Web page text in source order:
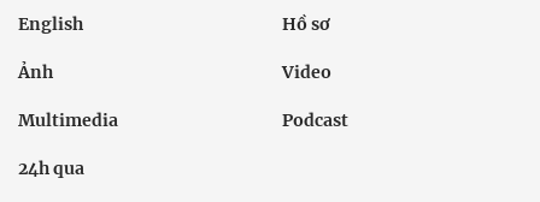
English Hồ sơ
Ảnh Video
Multimedia Podcast
24h qua